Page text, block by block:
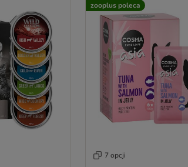
zooplus poleca
7 opcji